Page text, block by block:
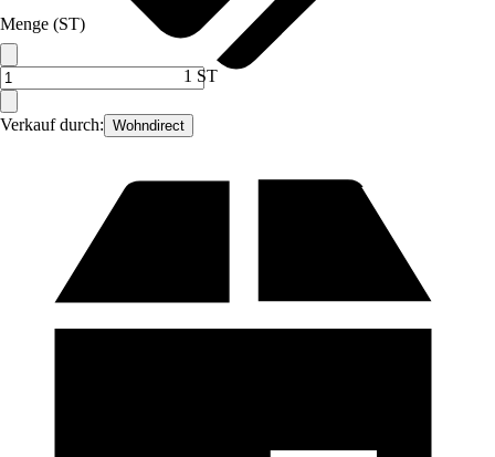
Verkauf durch: Wohndirect
Menge (ST)
1 ST